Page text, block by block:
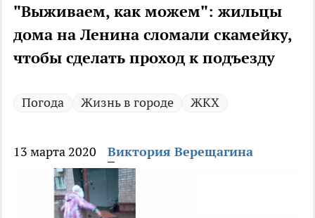
"Выживаем, как можем": жильцы
дома на Ленина сломали скамейку,
чтобы сделать проход к подъезду
Погода Жизнь в городе ЖКХ
13 марта 2020 Виктория Верещагина